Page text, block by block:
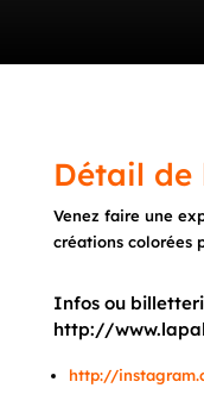
Détail de
Venez faire une
créations colorées
Infos ou
http://
http://